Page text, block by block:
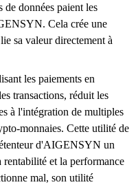
de données paient les
Cela crée une
sa valeur directement à
les paiements en
transactions, réduit les
à l'intégration de multiples
monnaies. Cette utilité de
d'AIGENSYN un
rentabilité et la performance
mal, son utilité